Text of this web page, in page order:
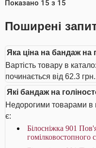
Показано 15 з 15
Поширені
Яка ціна на бандаж на
Вартість товару в
починається від 62.3 грн.
Які бандаж на
Недорогими товарами в
є:
Білосніжка 901
гомілковостопного